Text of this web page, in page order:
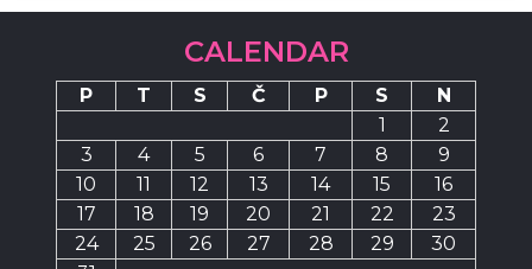
CALENDAR
P T S Č P S
N
1
2
3
4 5 6 7 8
9
10
11 12 13 14 15
16
17
18 19 20 21 22
23
24
25 26 27 28 29
30